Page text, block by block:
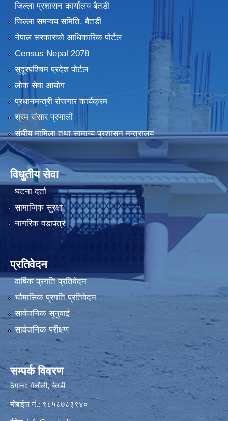
जिल्ला प्रशासन कार्यालय बैतडी
जिल्ला समन्वय समिति, बैतडी
नेपाल सरकारको आधिकारिक पोर्टल
Census Nepal 2078
सुदूरपश्चिम प्रदेश पोर्टल
लोक सेवा आयोग
प्रधानमन्त्री रोजगार कार्यक्रम
श्रम संसार प्रणाली
संघीय मामिला तथा सामान्य प्रशासन मन्त्रालय
विधुतीय सेवा
घटना दर्ता
सामाजिक सुरक्षा
नागरिक वडापत्र
प्रतिवेदन
वार्षिक प्रगति प्रतिवेदन
चौमासिक प्रगति प्रतिवेदन
सार्वजनिक सुनुवाई
सार्वजनिक परीक्षण
सम्पर्क विवरण
ठेगाना: मेलौली, बैतडी
मोबाईल नं.: ९८५८७८३९४०